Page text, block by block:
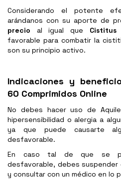
Considerando el potente
arándanos con su aporte de
precio al igual que
favorable para combatir la
son su principio activo.
Indicaciones y
60 Comprimidos Online
No debes hacer uso de
hipersensibilidad o alergia a
ya que puede causarte
desfavorable.
En caso tal de que se
desfavorable, debes
y consultar con un médico en lo